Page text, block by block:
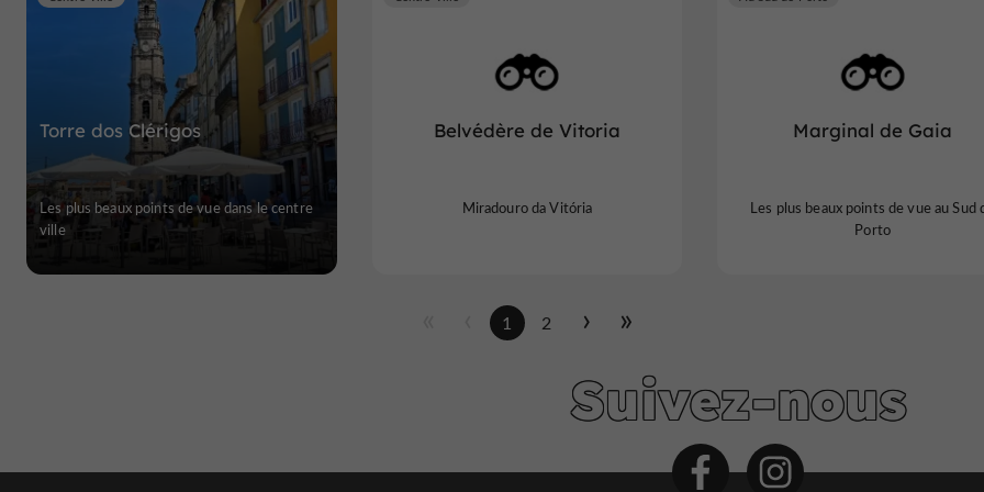
Torre dos Clérigos
Les plus beaux points de vue dans le centre
ville
Belvédère de Vitoria
Miradouro da Vitória
Marginal de Gaia
Les plus beaux points de vue au Sud
Porto
1 2
Suivez-nous